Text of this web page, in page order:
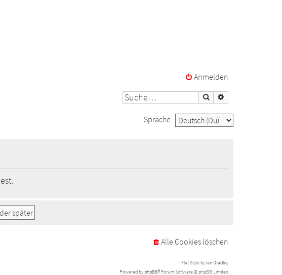
Anmelden
Suche
Sprache:
Alle Cookies löschen
Flat Style by Ian Bradley
Powered by phpBB® Forum Software © phpBB Limited